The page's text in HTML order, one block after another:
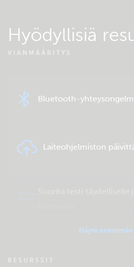
Hyödyllisiä
VIANMÄÄRITYS
Bluetooth-
Laiteohjelmiston
Näytä enemmän
RESURSSIT